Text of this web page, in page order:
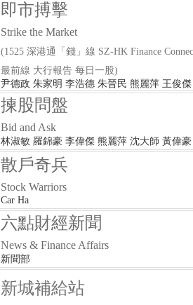
即市搏擊
Strike the Market
(1525 深港通「錢」線 SZ-HK Finance
最前線 大行報告 每日一股)
尹德政 朱家明 李浩德 朱晉民 熊麗萍 王俊傑
揀股問盤
Bid and Ask
林淑敏 羅錦豪 李偉傑 熊麗萍 沈大師 黃偉
散戶奇兵
Stock Warriors
Car Ha
六點財經新聞
News & Finance Affairs
新聞部
新城補給站